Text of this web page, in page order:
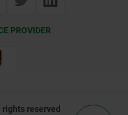
PROVIDER
reserved